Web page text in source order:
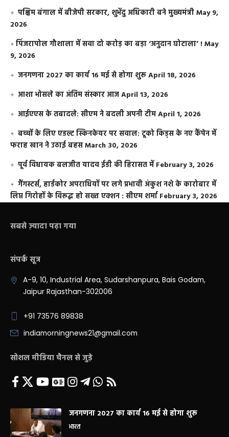
पश्चिम बंगाल में बीजेपी सरकार, शुभेंदु अधिकारी बने मुख्यमंत्रीMay 9,
2026
​पिंजरापोल गौशाला में सवा दो करोड़ का बड़ा ‘अनुदान घोटाला’ !May
9, 2026
जनगणना 2027 का कार्य 16 मई से होगा शुरूApril 18, 2026
आशा भोसले का अंतिम संस्कार आजApril 13, 2026
आईएएस के तबादले: सीएम ने बदली अपनी टीमApril 1, 2026
बच्चों के लिए एडल्ट स्किनकेयर पर सवाल: टूको किड्स के नए कैंपेन में
फराह खान ने उठाई बहसMarch 30, 2026
पूर्व विधायक बलजीत यादव ईडी की हिरासत में February 3, 2026
गैंगस्टर्स, हार्डकोर अपराधियों पर लगे प्रभावी अंकुश नशे के कारोबार में
लिप्त गिरोहों के विरूद्ध हो सख्त एक्शन : सीएम शर्मा February 3, 2026
सबसे ज़्यादा पढ़ा गया
संपर्क सूत्र
A-9, 10, Industrial Area, Sudarshanpura, Bais Godam,
Jaipur Rajasthan-302006
+91 73576 89838
indiamorningnews21@gmail.com
सोशल मीडिया चैनल से जुड़े
जनगणना 2027 का कार्य 16 मई से होगा शुरू
भारत